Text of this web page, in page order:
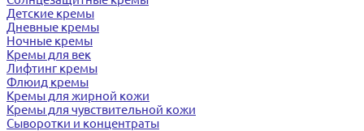
Детские кремы
Дневные кремы
Ночные кремы
Кремы для век
Лифтинг кремы
Флюид кремы
Кремы для жирной кожи
Кремы для чувствительной кожи
Сыворотки и концентраты